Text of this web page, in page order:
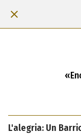
L'alegria: Un